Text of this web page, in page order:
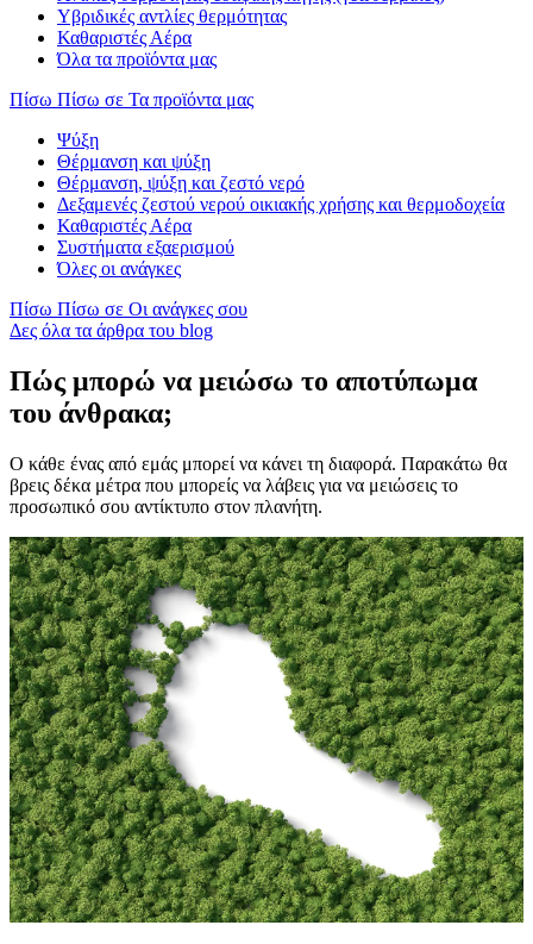
Υβριδικές αντλίες θερμότητας
Καθαριστές Αέρα
Όλα τα προϊόντα μας
Πίσω Πίσω σε Τα προϊόντα μας
Ψύξη
Θέρμανση και ψύξη
Θέρμανση, ψύξη και ζεστό νερό
Δεξαμενές ζεστού νερού οικιακής χρήσης και θερμοδοχεία
Καθαριστές Αέρα
Συστήματα εξαερισμού
Όλες οι ανάγκες
Πίσω Πίσω σε Οι ανάγκες σου
Δες όλα τα άρθρα του blog
Πώς μπορώ να μειώσω το αποτύπωμα
του άνθρακα;
Ο κάθε ένας από εμάς μπορεί να κάνει τη διαφορά. Παρακάτω θα
βρεις δέκα μέτρα που μπορείς να λάβεις για να μειώσεις το
προσωπικό σου αντίκτυπο στον πλανήτη.